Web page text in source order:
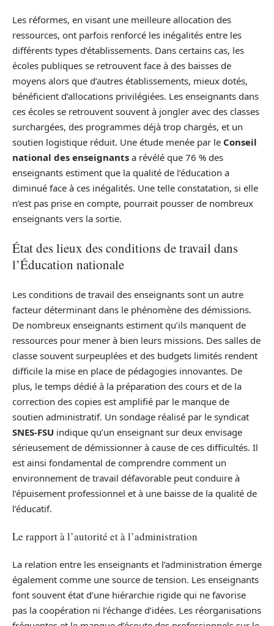
Les réformes, en visant une meilleure allocation des
ressources, ont parfois renforcé les inégalités entre les
différents types d’établissements. Dans certains cas, les
écoles publiques se retrouvent face à des baisses de
moyens alors que d’autres établissements, mieux dotés,
bénéficient d’allocations privilégiées. Les enseignants dans
ces écoles se retrouvent souvent à jongler avec des classes
surchargées, des programmes déjà trop chargés, et un
soutien logistique réduit. Une étude menée par le Conseil
national des enseignants a révélé que 76 % des
enseignants estiment que la qualité de l’éducation a
diminué face à ces inégalités. Une telle constatation, si elle
n’est pas prise en compte, pourrait pousser de nombreux
enseignants vers la sortie.
État des lieux des conditions de travail dans
l’Éducation nationale
Les conditions de travail des enseignants sont un autre
facteur déterminant dans le phénomène des démissions.
De nombreux enseignants estiment qu’ils manquent de
ressources pour mener à bien leurs missions. Des salles de
classe souvent surpeuplées et des budgets limités rendent
difficile la mise en place de pédagogies innovantes. De
plus, le temps dédié à la préparation des cours et de la
correction des copies est amplifié par le manque de
soutien administratif. Un sondage réalisé par le syndicat
SNES-FSU indique qu’un enseignant sur deux envisage
sérieusement de démissionner à cause de ces difficultés. Il
est ainsi fondamental de comprendre comment un
environnement de travail défavorable peut conduire à
l’épuisement professionnel et à une baisse de la qualité de
l’éducatif.
Le rapport à l’autorité et à l’administration
La relation entre les enseignants et l’administration émerge
également comme une source de tension. Les enseignants
font souvent état d’une hiérarchie rigide qui ne favorise
pas la coopération ni l’échange d’idées. Les réorganisations